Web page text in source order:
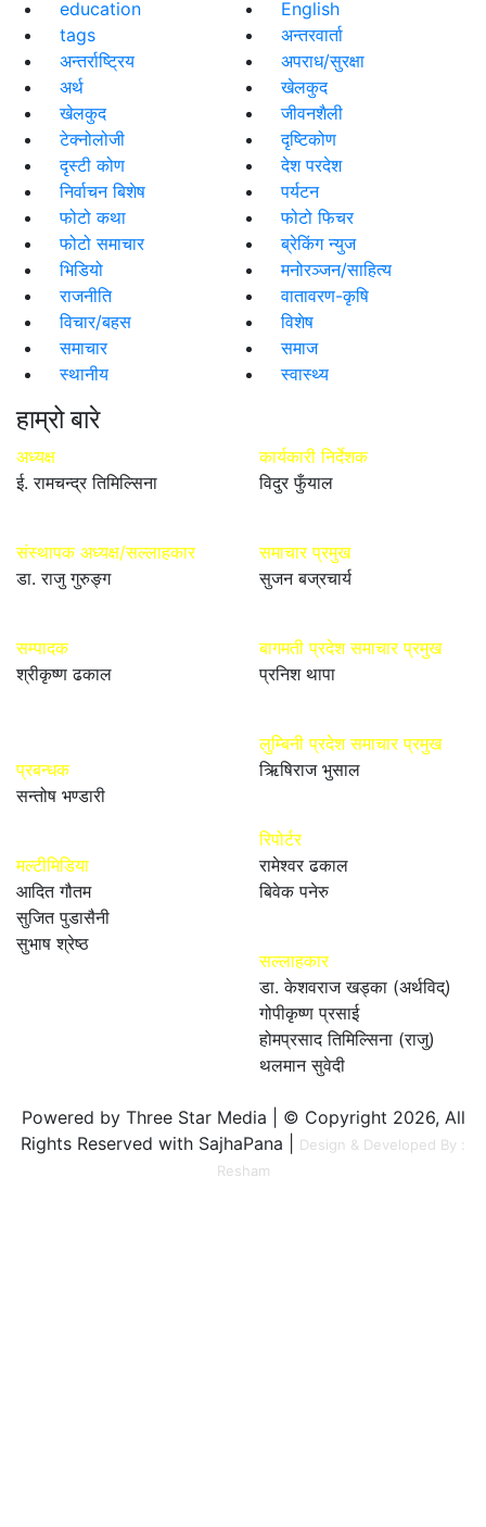
education
English
tags
अन्तरवार्ता
अन्तर्राष्ट्रिय
अपराध/सुरक्षा
अर्थ
खेलकुद
खेलकुद
जीवनशैली
टेक्नोलोजी
दृष्टिकोण
दृस्टी कोण
देश परदेश
निर्वाचन बिशेष
पर्यटन
फोटो कथा
फोटो फिचर
फोटो समाचार
ब्रेकिंग न्युज
भिडियो
मनोरञ्जन/साहित्य
राजनीति
वातावरण-कृषि
विचार/बहस
विशेष
समाचार
समाज
स्थानीय
स्वास्थ्य
हाम्रो बारे
अध्यक्ष
ई. रामचन्द्र तिमिल्सिना
संस्थापक अध्यक्ष/सल्लाहकार
डा. राजु गुरुङ्ग
सम्पादक
श्रीकृष्ण ढकाल
प्रबन्धक
सन्तोष भण्डारी
मल्टीमिडिया
आदित गौतम
सुजित पुडासैनी
सुभाष श्रेष्ठ
कार्यकारी निर्देशक
विदुर फुँयाल
समाचार प्रमुख
सुजन बज्रचार्य
बागमती प्रदेश समाचार प्रमुख
प्रनिश थापा
लुम्बिनी प्रदेश समाचार प्रमुख
ऋिषिराज भुसाल
रिपोर्टर
रामेश्वर ढकाल
बिवेक पनेरु
सल्लाहकार
डा. केशवराज खड्का (अर्थविद्)
गोपीकृष्ण प्रसाई
होमप्रसाद तिमिल्सिना (राजु)
थलमान सुवेदी
Powered by Three Star Media | © Copyright 2026, All
Rights Reserved with SajhaPana |
Design & Developed By :
Resham